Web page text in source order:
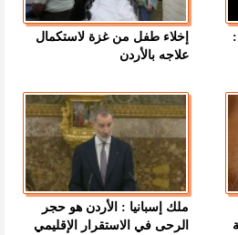
إخلاء طفل من غزة لاستكمال
علاجه بالأردن
ملك إسبانيا : الأردن هو حجر
الرحى في الاستقرار الإقليمي